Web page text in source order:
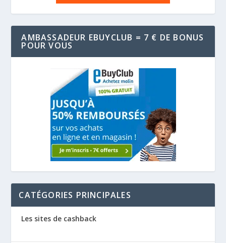
AMBASSADEUR EBUYCLUB = 7 € DE BONUS
POUR VOUS
CATÉGORIES PRINCIPALES
Les sites de cashback